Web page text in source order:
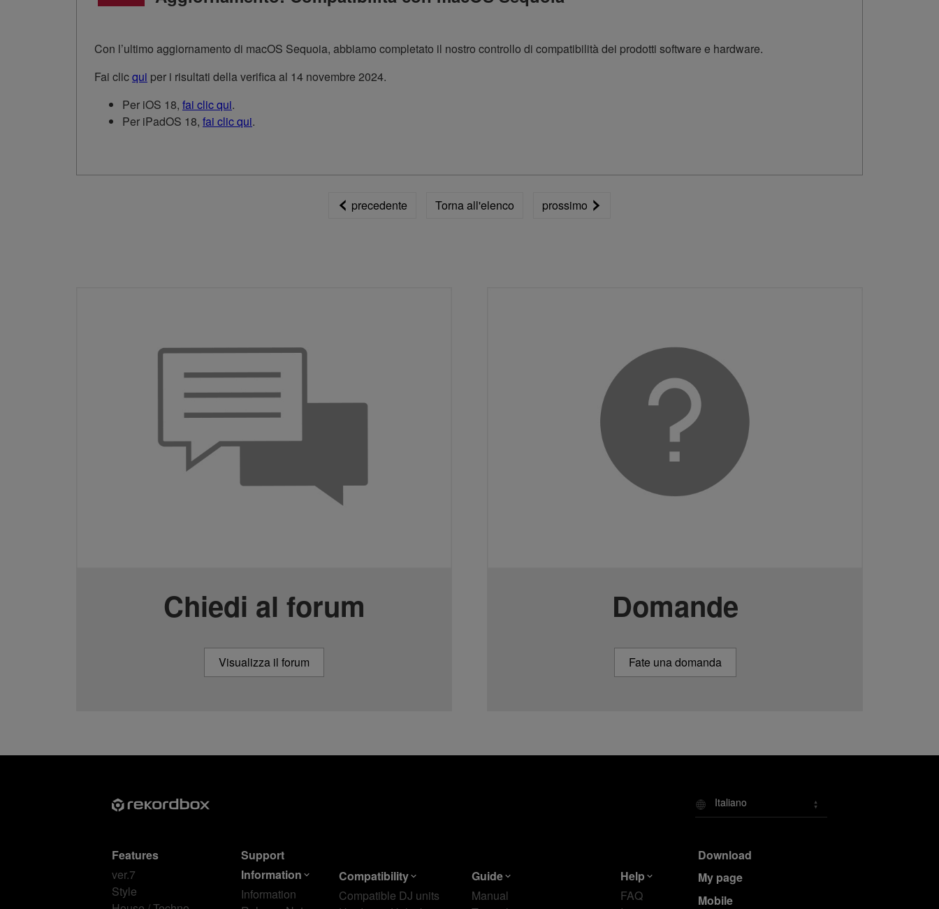
Con l’ultimo aggiornamento di macOS Sequoia, abbiamo completato il nostro controllo di compatibilità dei prodotti software e hardware.
Fai clicqui per i risultati della verifica al 14 novembre 2024.
Per iOS 18, fai clic qui.
Per iPadOS 18, fai clic qui.
precedente Torna all'elenco prossimo
Chiedi al forum
Visualizza il forum
Domande
Fate una domanda
Italiano
Features
ver.7
Style
Support
Information
Information
Compatibility
Compatible DJ units
Guide
Manual
Help
FAQ
Download
My page
Mobile